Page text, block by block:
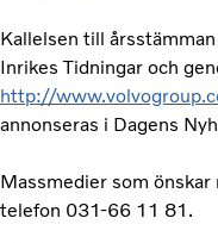
Kallelsen till
Inrikes Tidningar och
http://
annonseras i Dagens
Massmedier som önskar
telefon 031-66 11 81.